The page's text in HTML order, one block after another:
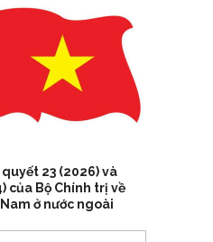
23 (2026) và
của Bộ Chính trị về
ở nước ngoài